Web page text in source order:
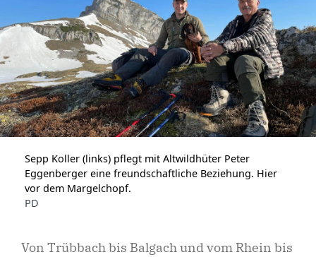
Sepp Koller (links) pflegt mit Altwildhüter Peter
Eggenberger eine freundschaftliche Beziehung. Hier
vor dem Margelchopf.
PD
Von Trübbach bis Balgach und vom Rhein bis